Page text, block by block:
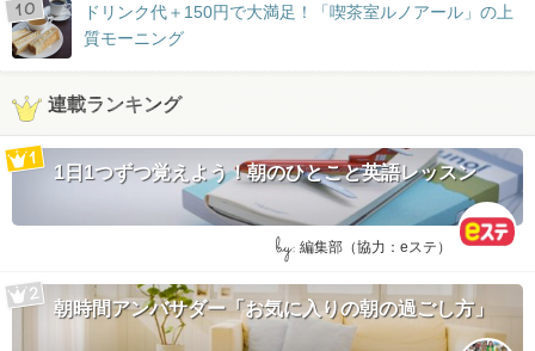
ドリンク代＋150円で大満足！「喫茶室ルノアール」の上
質モーニング
連載ランキング
1日1つずつ覚えよう！朝のひとこと英語レッスン
by: 編集部（協力：eステ）
朝時間アンバサダー「お気に入りの朝の過ごし方」